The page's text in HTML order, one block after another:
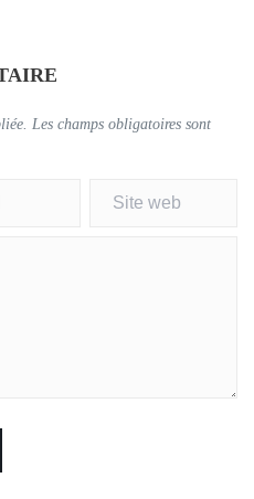
Les champs obligatoires sont